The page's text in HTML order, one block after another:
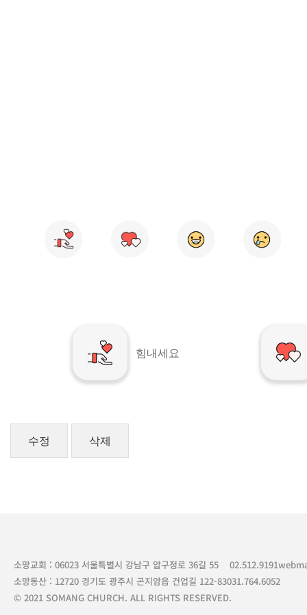
힘내세요
수정 삭제
소망교회 : 06023 서울특별시 강남구 압구정로 36길 55 02.512.9191
소망동산 : 12720 경기도 광주시 곤지암읍 건업길 122-83031.764.6052
© 2021 SOMANG CHURCH. ALL RIGHTS RESERVED.